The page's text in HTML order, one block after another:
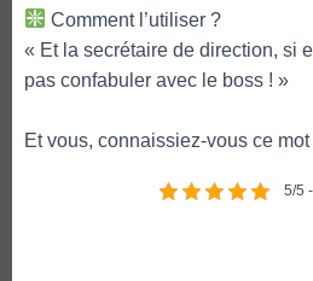
Comment l’utiliser ?
« Et la secrétaire de direction, si
pas confabuler avec le boss ! »
Et vous, connaissiez-vous ce mot
5/5